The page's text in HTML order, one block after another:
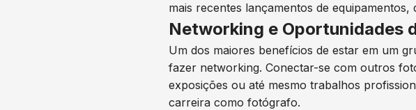
mais recentes lançamentos de
Networking e Oportunidades
Um dos maiores benefícios de estar em um
fazer networking. Conectar-se com outros
exposições ou até mesmo trabalhos
carreira como fotógrafo.